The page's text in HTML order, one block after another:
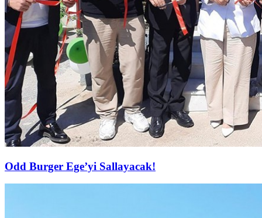
Odd Burger Ege’yi Sallayacak!